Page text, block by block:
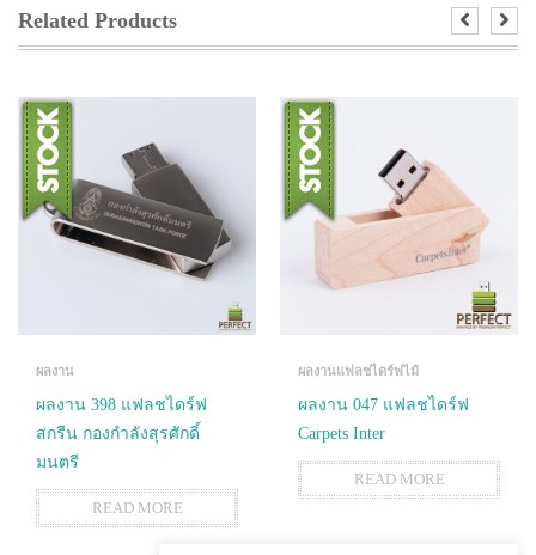
Related Products
ผลงาน
ผลงาน 398 แฟลชไดร์ฟ
สกรีน กองกำลังสุรศักดิ์
มนตรี
READ MORE
ผลงานแฟลชไดร์ฟไม้
ผลงาน 047 แฟลชไดร์ฟ
Carpets Inter
READ MORE